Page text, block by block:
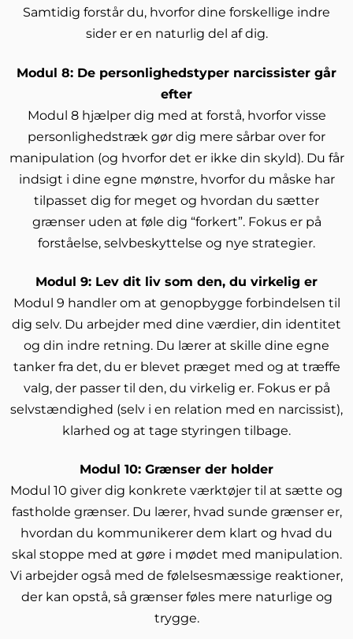
Samtidig forstår du, hvorfor dine forskellige indre
sider er en naturlig del af dig.
Modul 8: De personlighedstyper narcissister går
efter
Modul 8 hjælper dig med at forstå, hvorfor visse
personlighedstræk gør dig mere sårbar over for
manipulation (og hvorfor det er ikke din skyld). Du får
indsigt i dine egne mønstre, hvorfor du måske har
tilpasset dig for meget og hvordan du sætter
grænser uden at føle dig “forkert”. Fokus er på
forståelse, selvbeskyttelse og nye strategier.
Modul 9: Lev dit liv som den, du virkelig er
Modul 9 handler om at genopbygge forbindelsen til
dig selv. Du arbejder med dine værdier, din identitet
og din indre retning. Du lærer at skille dine egne
tanker fra det, du er blevet præget med og at træffe
valg, der passer til den, du virkelig er. Fokus er på
selvstændighed (selv i en relation med en narcissist),
klarhed og at tage styringen tilbage.
Modul 10: Grænser der holder
Modul 10 giver dig konkrete værktøjer til at sætte og
fastholde grænser. Du lærer, hvad sunde grænser er,
hvordan du kommunikerer dem klart og hvad du
skal stoppe med at gøre i mødet med manipulation.
Vi arbejder også med de følelsesmæssige reaktioner,
der kan opstå, så grænser føles mere naturlige og
trygge.